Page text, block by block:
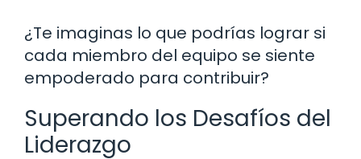
¿Te imaginas lo que podrías lograr si
cada miembro del equipo se siente
empoderado para contribuir?
Superando los Desafíos del
Liderazgo